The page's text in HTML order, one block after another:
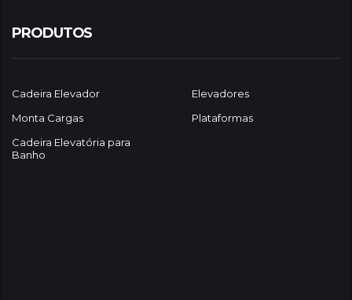
PRODUTOS
Cadeira Elevador
Elevadores
Monta Cargas
Plataformas
Cadeira Elevatória para
Banho